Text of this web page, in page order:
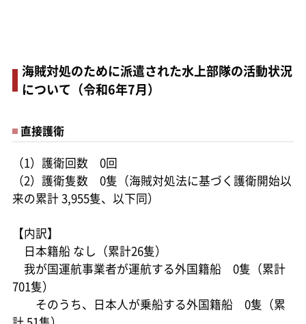
海賊対処のために派遣された水上部隊の活動状況
について（令和6年7月）
直接護衛
（1）護衛回数 0回
（2）護衛隻数 0隻（海賊対処法に基づく護衛開始以
来の累計 3,955隻、以下同）
【内訳】
日本籍船 なし（累計26隻）
我が国運航事業者が運航する外国籍船 0隻（累計
701隻）
そのうち、日本人が乗船する外国籍船 0隻（累